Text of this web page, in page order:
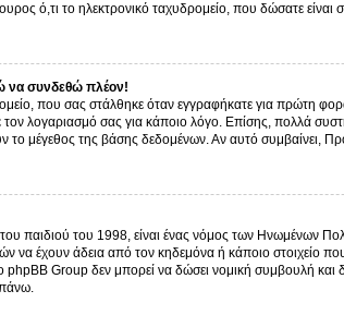
ό,τι το ηλεκτρονικό ταχυδρομείο, που δώσατε
να συνδεθώ πλέον!
που σας στάλθηκε όταν εγγραφήκατε για πρώτη
τον λογαριασμό σας για κάποιο λόγο. Επίσης, πολλά
το μέγεθος της βάσης δεδομένων. Αν αυτό συμβαίνει,
παιδιού του 1998, είναι ένας νόμος των Ηνωμένων
να έχουν άδεια από τον κηδεμόνα ή κάποιο στοιχείο
Group δεν μπορεί να δώσει νομική συμβουλή και